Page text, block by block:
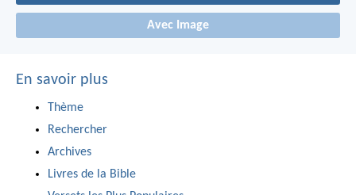
Avec Image
En savoir plus
Thème
Rechercher
Archives
Livres de la Bible